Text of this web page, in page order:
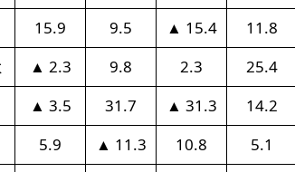
15.9 9.5 ▲ 15.4 11.8
▲ 2.3 9.8 2.3 25.4
▲ 3.5 31.7 ▲ 31.3 14.2
5.9 ▲ 11.3 10.8 5.1